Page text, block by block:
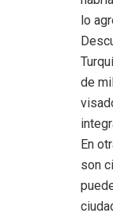
lo
de
En
son